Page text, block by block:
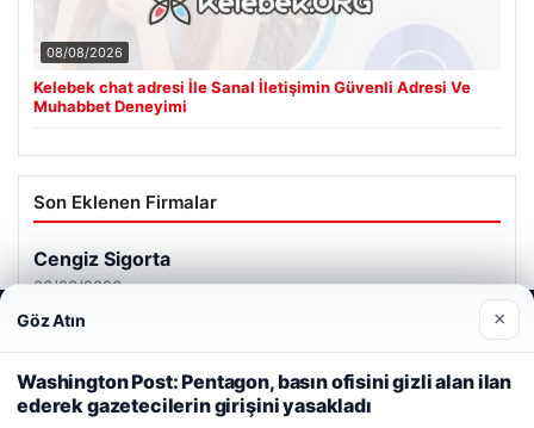
08/08/2026
Kelebek chat adresi İle Sanal İletişimin Güvenli Adresi Ve
Muhabbet Deneyimi
Son Eklenen Firmalar
Cengiz Sigorta
06/23/2026
Web sitemizi nasıl kullandığınızı daha iyi anlayabilmek,
deneyiminizi kişiselleştirmek ve geliştirmek amacıyla çerezler
kullanıyoruz.
Çerez Politikamız
Reddet Kabul Et
Göz Atın ×
Washington Post: Pentagon, basın ofisini gizli alan ilan
ederek gazetecilerin girişini yasakladı